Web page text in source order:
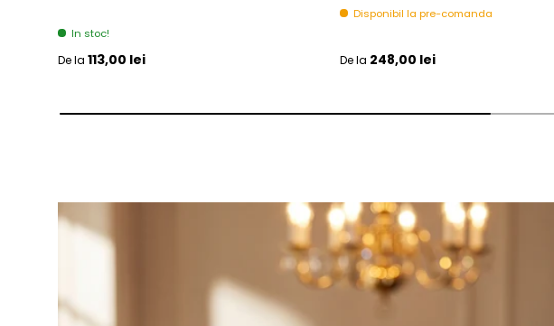
In stoc!
Pret initial
De la 113,00 lei
Disponibil la pre-comanda
Pret initial
De la 248,00 lei